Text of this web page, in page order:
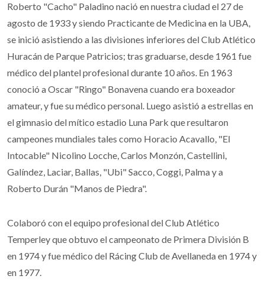
Roberto "Cacho" Paladino nació en nuestra ciudad el 27 de
agosto de 1933 y siendo Practicante de Medicina en la UBA,
se inició asistiendo a las divisiones inferiores del Club Atlético
Huracán de Parque Patricios; tras graduarse, desde 1961 fue
médico del plantel profesional durante 10 años. En 1963
conoció a Oscar "Ringo" Bonavena cuando era boxeador
amateur, y fue su médico personal. Luego asistió a estrellas en
el gimnasio del mítico estadio Luna Park que resultaron
campeones mundiales tales como Horacio Acavallo, "El
Intocable" Nicolino Locche, Carlos Monzón, Castellini,
Galíndez, Laciar, Ballas, "Ubi" Sacco, Coggi, Palma y a
Roberto Durán "Manos de Piedra".
Colaboró con el equipo profesional del Club Atlético
Temperley que obtuvo el campeonato de Primera División B
en 1974 y fue médico del Rácing Club de Avellaneda en 1974 y
en 1977.